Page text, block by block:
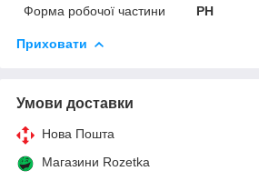
Форма робочої частини
PH
Приховати
Умови доставки
Нова Пошта
Магазини Rozetka